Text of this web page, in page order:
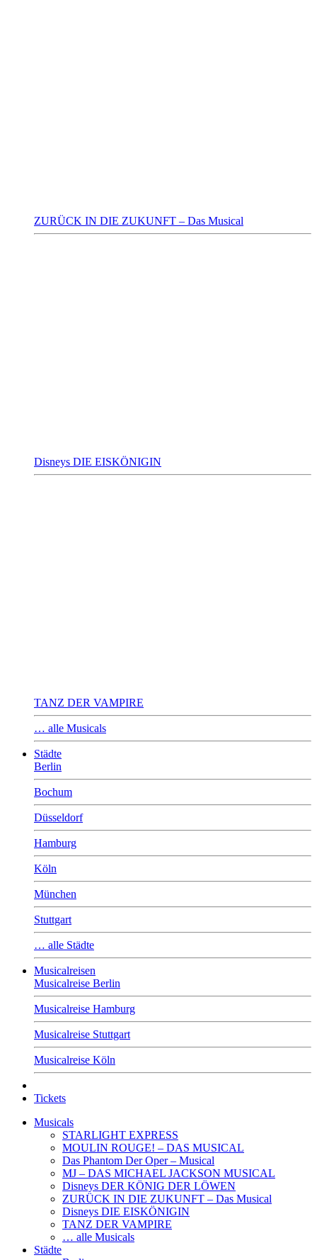
ZURÜCK IN DIE ZUKUNFT – Das Musical
Disneys DIE EISKÖNIGIN
TANZ DER VAMPIRE
… alle Musicals
Städte
Berlin
Bochum
Düsseldorf
Hamburg
Köln
München
Stuttgart
… alle Städte
Musicalreisen
Musicalreise Berlin
Musicalreise Hamburg
Musicalreise Stuttgart
Musicalreise Köln
Tickets
Musicals
STARLIGHT EXPRESS
MOULIN ROUGE! – DAS MUSICAL
Das Phantom Der Oper – Musical
MJ – DAS MICHAEL JACKSON MUSICAL
Disneys DER KÖNIG DER LÖWEN
ZURÜCK IN DIE ZUKUNFT – Das Musical
Disneys DIE EISKÖNIGIN
TANZ DER VAMPIRE
… alle Musicals
Städte